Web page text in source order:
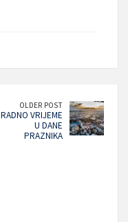
OLDER POST
RADNO VRIJEME
U DANE
PRAZNIKA